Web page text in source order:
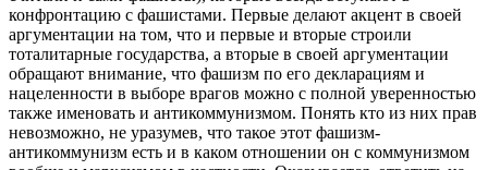
конфронтацию с фашистами. Первые делают акцент в своей
аргументации на том, что и первые и вторые строили
тоталитарные государства, а вторые в своей аргументации
обращают внимание, что фашизм по его декларациям и
нацеленности в выборе врагов можно с полной уверенностью
также именовать и антикоммунизмом. Понять кто из них прав
невозможно, не уразумев, что такое этот фашизм-
антикоммунизм есть и в каком отношении он с коммунизмом